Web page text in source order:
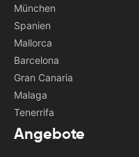
München
Spanien
Mallorca
Barcelona
Gran Canaria
Malaga
Tenerrifa
Angebote